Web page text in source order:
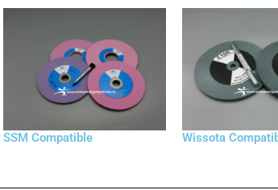
SSM Compatible Wissota